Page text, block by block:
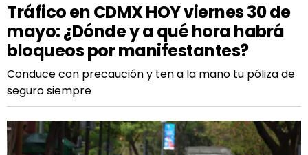
Tráfico en CDMX HOY viernes 30 de
mayo: ¿Dónde y a qué hora habrá
bloqueos por manifestantes?
Conduce con precaución y ten a la mano tu póliza de
seguro siempre